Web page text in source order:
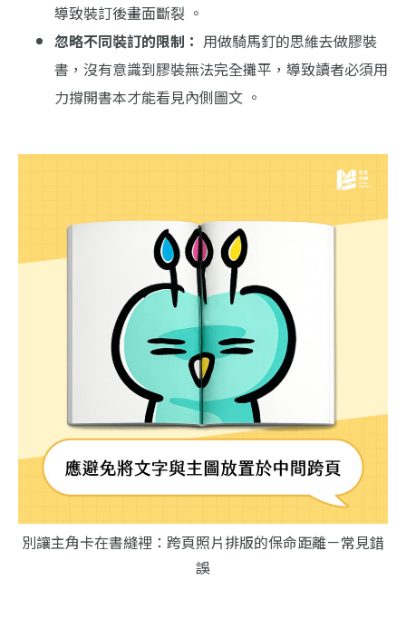
導致裝訂後畫面斷裂 。
忽略不同裝訂的限制： 用做騎馬釘的思維去做膠裝
書，沒有意識到膠裝無法完全攤平，導致讀者必須用
力撐開書本才能看見內側圖文 。
別讓主角卡在書縫裡：跨頁照片排版的保命距離－常見錯
誤